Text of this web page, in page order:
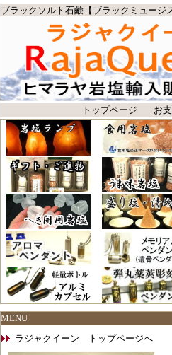
ブラックソルト石鹸【ブラックミュー
トップページ お
MENU
ラジャクイーン トップページへ